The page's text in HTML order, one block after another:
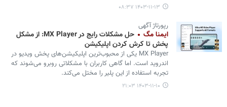
۱۴۰۳-۱۱-۱۳ ۰۸:۳۷
رپورتاژ آگهی
ایمنا مگ
حل مشکلات رایج در MX Player: از مشکل
پخش تا کرش کردن اپلیکیشن
MX Player یکی از محبوب‌ترین اپلیکیشن‌های پخش ویدیو در
اندروید است. اما گاهی کاربران با مشکلاتی روبرو می‌شوند که
تجربه استفاده از این پلیر را مختل می‌کند.
۱۴۰۳-۱۱-۱۰ ۲۱:۰۳